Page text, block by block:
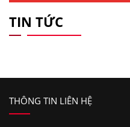
TIN TỨC
THÔNG TIN LIÊN HỆ